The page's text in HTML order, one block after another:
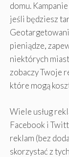
domu.
jeśli będziesz
pieniądze,
niektórych
zobaczy Twoje
które mogą
Wiele usług
Facebook i
reklam (bez
skorzystać z